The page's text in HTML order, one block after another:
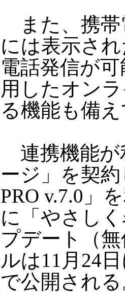
また、携帯
には表示さ
電話発信が
用したオン
る機能も備
連携機能が
ージ」を契
PRO v.7.0」
に「やさし
プデート（
ルは11月24
で公開され